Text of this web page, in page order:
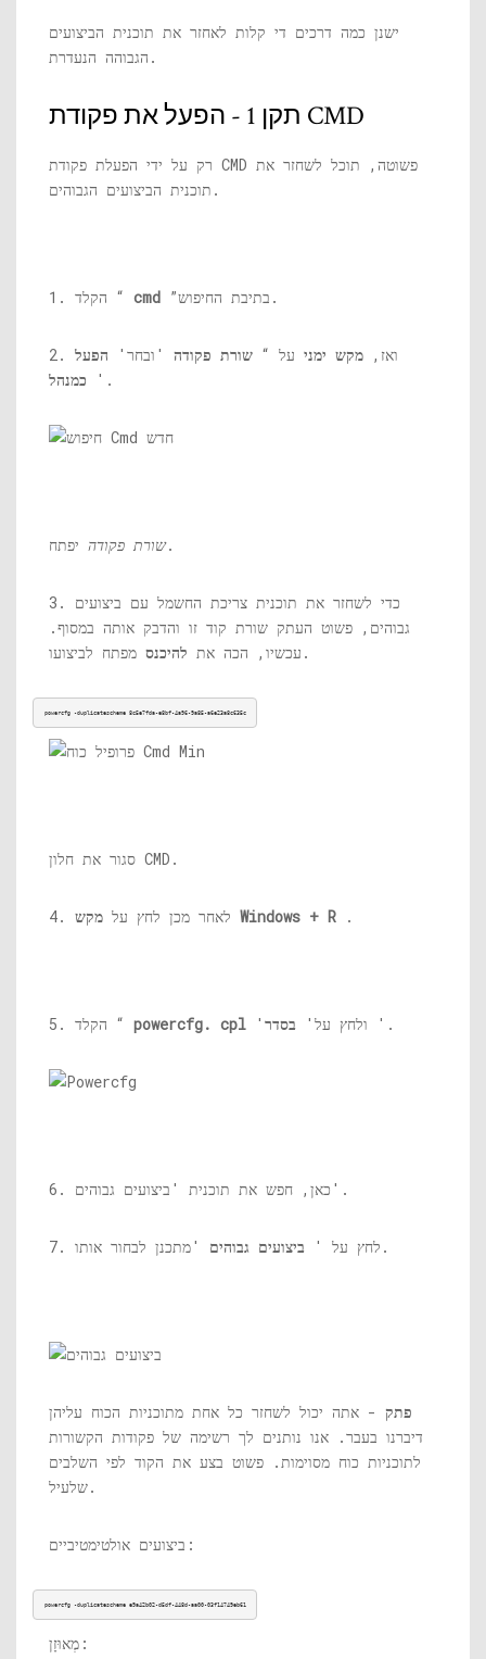
ישנן כמה דרכים די קלות לאחזר את תוכנית הביצועים
הגבוהה הנעדרת.
תקן 1 - הפעל את פקודת CMD
רק על ידי הפעלת פקודת CMD פשוטה, תוכל לשחזר את
תוכנית הביצועים הגבוהים.
1. הקלד “ cmd ”בתיבת החיפוש.
2. ואז, מקש ימני על “ שורת פקודה 'ובחר' הפעל
כמנהל '.
שורת פקודהיפתח.
3. כדי לשחזר את תוכנית צריכת החשמל עם ביצועים
גבוהים, פשוט העתק שורת קוד זו והדבק אותה במסוף.
עכשיו, הכה את להיכנס מפתח לביצועו.
powercfg -duplicatescheme 8c5e7fda-e8bf-4a96-9a85-a6e23a8c635c
סגור את חלון CMD.
4. לאחר מכן לחץ על מקש Windows + R .
5. הקלד “ powercfg. cpl 'ולחץ על' בסדר '.
6. כאן, חפש את תוכנית 'ביצועים גבוהים'.
7. לחץ על ' ביצועים גבוהים 'מתכנן לבחור אותו.
פתק - אתה יכול לשחזר כל אחת מתוכניות הכוח עליהן
דיברנו בעבר. אנו נותנים לך רשימה של פקודות הקשורות
לתוכניות כוח מסוימות. פשוט בצע את הקוד לפי השלבים
שלעיל.
ביצועים אולטימטיביים:
powercfg -duplicatescheme e9a42b02-d5df-448d-aa00-03f14749eb61
מְאוּזָן: